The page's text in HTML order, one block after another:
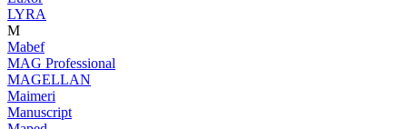
LYRA
M
Mabef
MAG Professional
MAGELLAN
Maimeri
Manuscript